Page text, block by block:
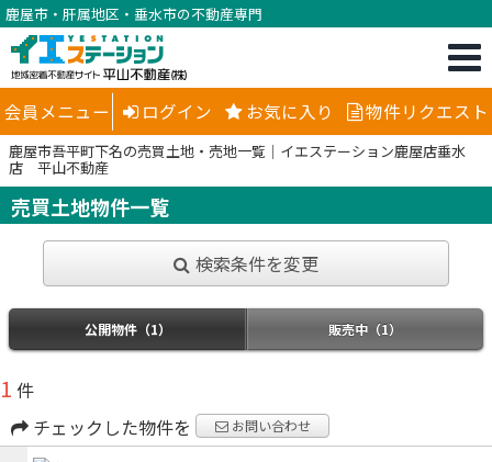
鹿屋市・肝属地区・垂水市の不動産専門
会員メニュー ログイン お気に入り 物件リクエスト
鹿屋市吾平町下名の売買土地・売地一覧｜イエステーション鹿屋店垂水
店 平山不動産
売買土地物件一覧
検索条件を変更
公開物件（1） 販売中（1）
1 件
チェックした物件を
お問い合わせ